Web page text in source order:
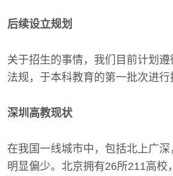
后续设立规划
关于招生的事情，我们目前计划
法规，于本科教育的第一批次进行
深圳高教现状
在我国一线城市中，包括北上广
明显偏少。北京拥有26所211高校